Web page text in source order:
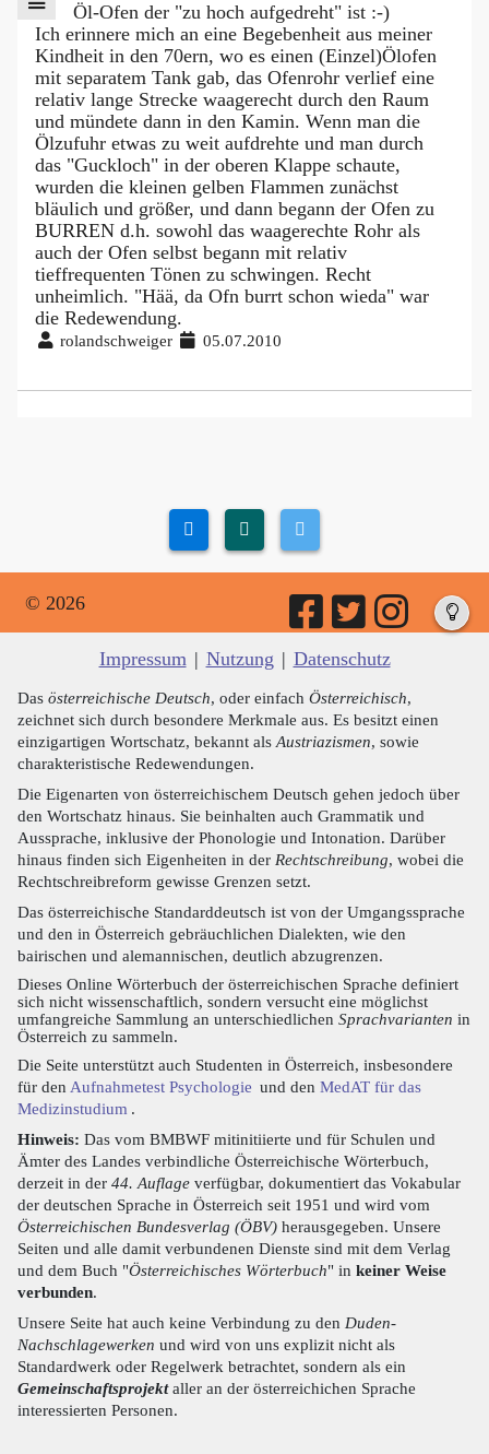
Öl-Ofen der "zu hoch aufgedreht" ist :-)
Ich erinnere mich an eine Begebenheit aus meiner
Kindheit in den 70ern, wo es einen (Einzel)Ölofen
mit separatem Tank gab, das Ofenrohr verlief eine
relativ lange Strecke waagerecht durch den Raum
und mündete dann in den Kamin. Wenn man die
Ölzufuhr etwas zu weit aufdrehte und man durch
das "Guckloch" in der oberen Klappe schaute,
wurden die kleinen gelben Flammen zunächst
bläulich und größer, und dann begann der Ofen zu
BURREN d.h. sowohl das waagerechte Rohr als
auch der Ofen selbst begann mit relativ
tieffrequenten Tönen zu schwingen. Recht
unheimlich. "Hää, da Ofn burrt schon wieda" war
die Redewendung.
rolandschweiger 05.07.2010
© 2026
Impressum | Nutzung | Datenschutz
Das österreichische Deutsch, oder einfach Österreichisch,
zeichnet sich durch besondere Merkmale aus. Es besitzt einen
einzigartigen Wortschatz, bekannt als Austriazismen, sowie
charakteristische Redewendungen.
Die Eigenarten von österreichischem Deutsch gehen jedoch über
den Wortschatz hinaus. Sie beinhalten auch Grammatik und
Aussprache, inklusive der Phonologie und Intonation. Darüber
hinaus finden sich Eigenheiten in der Rechtschreibung, wobei die
Rechtschreibreform gewisse Grenzen setzt.
Das österreichische Standarddeutsch ist von der Umgangssprache
und den in Österreich gebräuchlichen Dialekten, wie den
bairischen und alemannischen, deutlich abzugrenzen.
Dieses Online Wörterbuch der österreichischen Sprache definiert
sich nicht wissenschaftlich, sondern versucht eine möglichst
umfangreiche Sammlung an unterschiedlichen Sprachvarianten in
Österreich zu sammeln.
Die Seite unterstützt auch Studenten in Österreich, insbesondere
für den Aufnahmetest Psychologie und den MedAT für das
Medizinstudium .
Hinweis: Das vom BMBWF mitinitiierte und für Schulen und
Ämter des Landes verbindliche Österreichische Wörterbuch,
derzeit in der 44. Auflage verfügbar, dokumentiert das Vokabular
der deutschen Sprache in Österreich seit 1951 und wird vom
Österreichischen Bundesverlag (ÖBV) herausgegeben. Unsere
Seiten und alle damit verbundenen Dienste sind mit dem Verlag
und dem Buch "Österreichisches Wörterbuch" in keiner Weise
verbunden.
Unsere Seite hat auch keine Verbindung zu den Duden-
Nachschlagewerken und wird von uns explizit nicht als
Standardwerk oder Regelwerk betrachtet, sondern als ein
Gemeinschaftsprojektaller an der österreichichen Sprache
interessierten Personen.